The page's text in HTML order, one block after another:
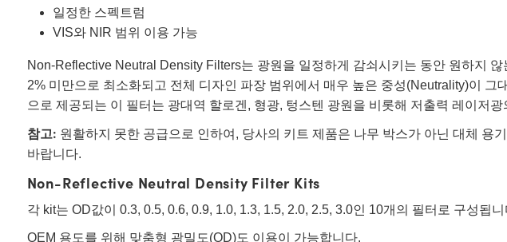
일정한 스펙트럼
VIS와 NIR 범위 이용 가능
Non-Reflective Neutral Density Filters는 광원을 일정하게 감쇠시키는 동안 원하지
2% 미만으로 최소화되고 전체 디자인 파장 범위에서 매우 높은 중성(Neutrality)이
으로 제공되는 이 필터는 광대역 할로겐, 형광, 텅스텐 광원을 비롯해 저출력 레이저
참고: 원활하지 못한 공급으로 인하여, 당사의 키트 제품은 나무 박스가 아닌 대체 용
바랍니다.
Non-Reflective Neutral Density Filter Kits
각 kit는 OD값이 0.3, 0.5, 0.6, 0.9, 1.0, 1.3, 1.5, 2.0, 2.5, 3.0인 10개의 필터로 구성
OEM 용도를 위해 맞춤형 광밀도(OD)도 이용이 가능합니다.